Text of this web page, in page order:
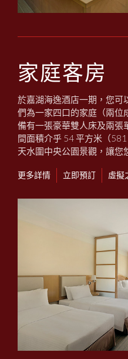
家庭客房
於嘉湖海逸酒店一期，您可
們為一家四口的家庭（兩位
備有一張豪華雙人床及兩張
間面積介乎 54 平方米（
天水圍中央公園景觀，讓您
更多詳情 立即預訂 虛擬